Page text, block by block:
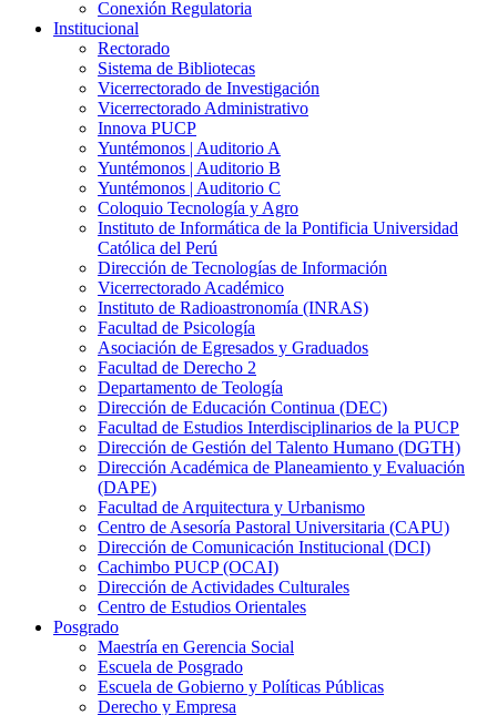
Conexión Regulatoria
Institucional
Rectorado
Sistema de Bibliotecas
Vicerrectorado de Investigación
Vicerrectorado Administrativo
Innova PUCP
Yuntémonos | Auditorio A
Yuntémonos | Auditorio B
Yuntémonos | Auditorio C
Coloquio Tecnología y Agro
Instituto de Informática de la Pontificia Universidad
Católica del Perú
Dirección de Tecnologías de Información
Vicerrectorado Académico
Instituto de Radioastronomía (INRAS)
Facultad de Psicología
Asociación de Egresados y Graduados
Facultad de Derecho 2
Departamento de Teología
Dirección de Educación Continua (DEC)
Facultad de Estudios Interdisciplinarios de la PUCP
Dirección de Gestión del Talento Humano (DGTH)
Dirección Académica de Planeamiento y Evaluación
(DAPE)
Facultad de Arquitectura y Urbanismo
Centro de Asesoría Pastoral Universitaria (CAPU)
Dirección de Comunicación Institucional (DCI)
Cachimbo PUCP (OCAI)
Dirección de Actividades Culturales
Centro de Estudios Orientales
Posgrado
Maestría en Gerencia Social
Escuela de Posgrado
Escuela de Gobierno y Políticas Públicas
Derecho y Empresa